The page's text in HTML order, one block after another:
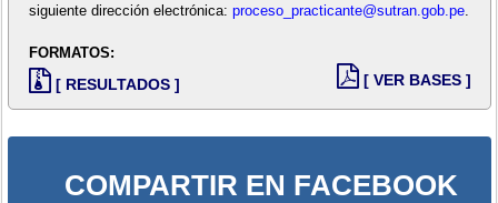
siguiente dirección electrónica: proceso_practicante@sutran.gob.pe.
FORMATOS:
[ RESULTADOS ] [ VER BASES ]
COMPARTIR EN FACEBOOK